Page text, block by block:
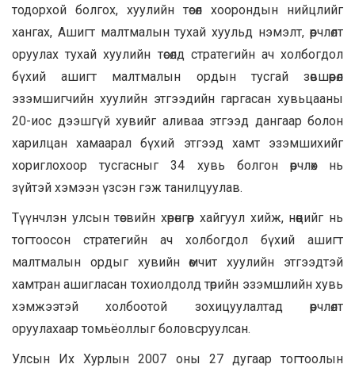
тодорхой болгох, хуулийн төсөл хоорондын нийцлийг
хангах, Ашигт малтмалын тухай хуульд нэмэлт, өөрчлөлт
оруулах тухай хуулийн төсөлд стратегийн ач холбогдол
бүхий ашигт малтмалын ордын тусгай зөвшөөрөл
эзэмшигчийн хуулийн этгээдийн гаргасан хувьцааны
20-иос дээшгүй хувийг аливаа этгээд дангаар болон
харилцан хамаарал бүхий этгээд хамт эзэмшихийг
хориглохоор тусгасныг 34 хувь болгон өөрчлөх нь
зүйтэй хэмээн үзсэн гэж танилцуулав.
Түүнчлэн улсын төсвийн хөрөнгөөр хайгуул хийж, нөөцийг нь
тогтоосон стратегийн ач холбогдол бүхий ашигт
малтмалын ордыг хувийн өмчит хуулийн этгээдтэй
хамтран ашигласан тохиолдолд төрийн эзэмшлийн хувь
хэмжээтэй холбоотой зохицуулалтад өөрчлөлт
оруулахаар томьёоллыг боловсруулсан.
Улсын Их Хурлын 2007 оны 27 дугаар тогтоолын